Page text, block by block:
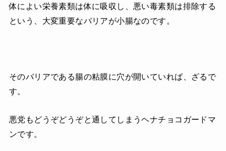
体によい栄養素類は体に吸収し、悪い毒素類は排除する
という、大変重要なバリアが小腸なのです。
そのバリアである腸の粘膜に穴が開いていれば、ざるで
す。
悪党もどうぞどうぞと通してしまうヘナチョコガードマ
ンです。